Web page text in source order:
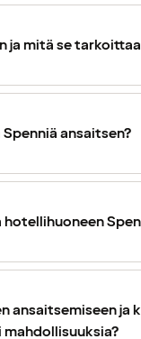
ja mitä se
ansaitsen?
hotellihuoneen
ansaitsemiseen ja